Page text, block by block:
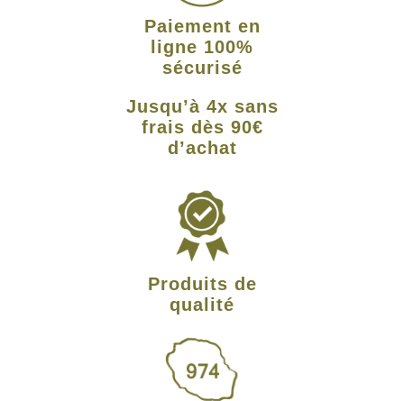
Paiement en
ligne 100%
sécurisé
Jusqu’à 4x sans
frais dès 90€
d’achat
Produits de
qualité